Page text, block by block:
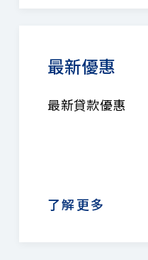
最新優惠
最新貸款優惠
了解更多